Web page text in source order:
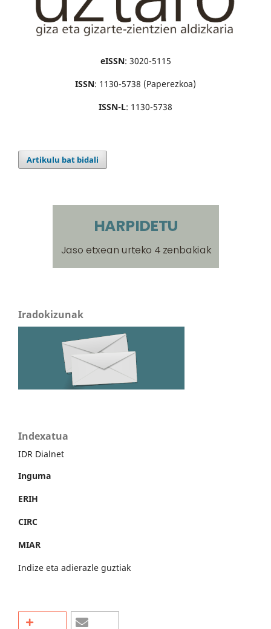
eISSN: 3020-5115
ISSN: 1130-5738 (Paperezkoa)
ISSN-L: 1130-5738
Artikulu bat bidali
Iradokizunak
Indexatua
IDR Dialnet
Inguma
ERIH
CIRC
MIAR
Indize eta adierazle guztiak